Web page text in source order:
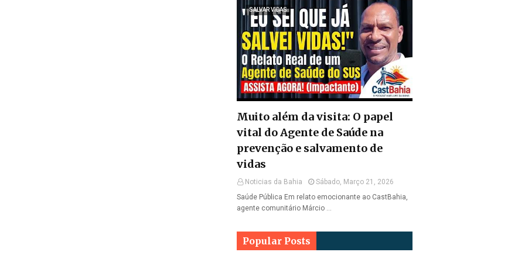
SALVAR VIDAS
Muito além da visita: O papel
vital do Agente de Saúde na
prevenção e salvamento de
vidas
Noticias da Bahia
Sábado, Março 21, 2026
Saúde Pública Em relato emocionante ao CastBahia,
agente comunitário Márcio …
Popular Posts